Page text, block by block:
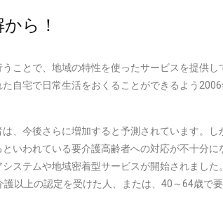
ら！
ことで、地域の特性を使ったサービスを提供し
自宅で日常生活をおくることができるよう
、今後さらに増加すると予測されています。し
いわれている要介護高齢者への対応が不十分に
ステムや地域密着型サービスが開始されました
以上の認定を受けた人、または、40～64歳で